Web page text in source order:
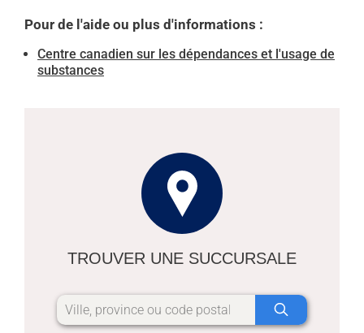
Pour de l'aide ou plus d'informations :
Centre canadien sur les dépendances et l'usage de
substances
TROUVER UNE SUCCURSALE